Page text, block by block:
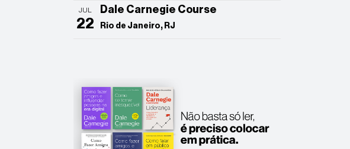
JUL
22
Dale Carnegie Course
Rio de Janeiro, RJ